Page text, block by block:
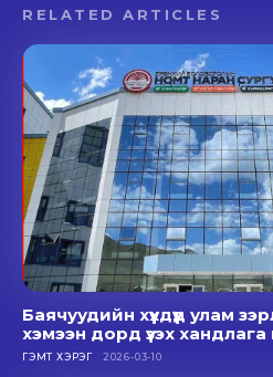
RELATED ARTICLES
Баячуудийн хүүхдүүд улам
хэмээн дорд үзэх
ГЭМТ ХЭРЭГ 2026-03-10